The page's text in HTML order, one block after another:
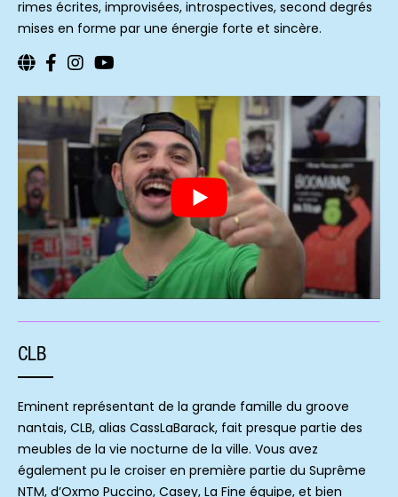
rimes écrites, improvisées, introspectives, second degrés
mises en forme par une énergie forte et sincère.
CLB
Eminent représentant de la grande famille du groove
nantais, CLB, alias CassLaBarack, fait presque partie des
meubles de la vie nocturne de la ville. Vous avez
également pu le croiser en première partie du Suprême
NTM, d’Oxmo Puccino, Casey, La Fine équipe, et bien